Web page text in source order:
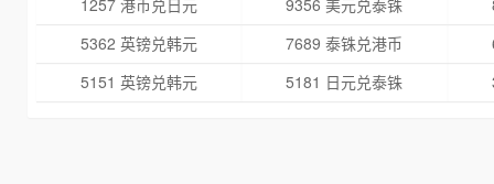
1257 港币兑日元
9356 美元兑泰铢
5362 英镑兑韩元
7689 泰铢兑港币
5151 英镑兑韩元
5181 日元兑泰铢